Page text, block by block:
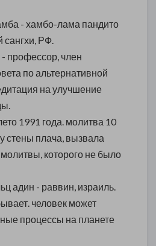
- хамбо-лама пандито
сангхи, РФ.
профессор, член
по альтернативной
на улучшение
1991 года. молитва 10
стены плача, вызвала
которого не было
адин - раввин, израиль.
человек может
процессы на планете